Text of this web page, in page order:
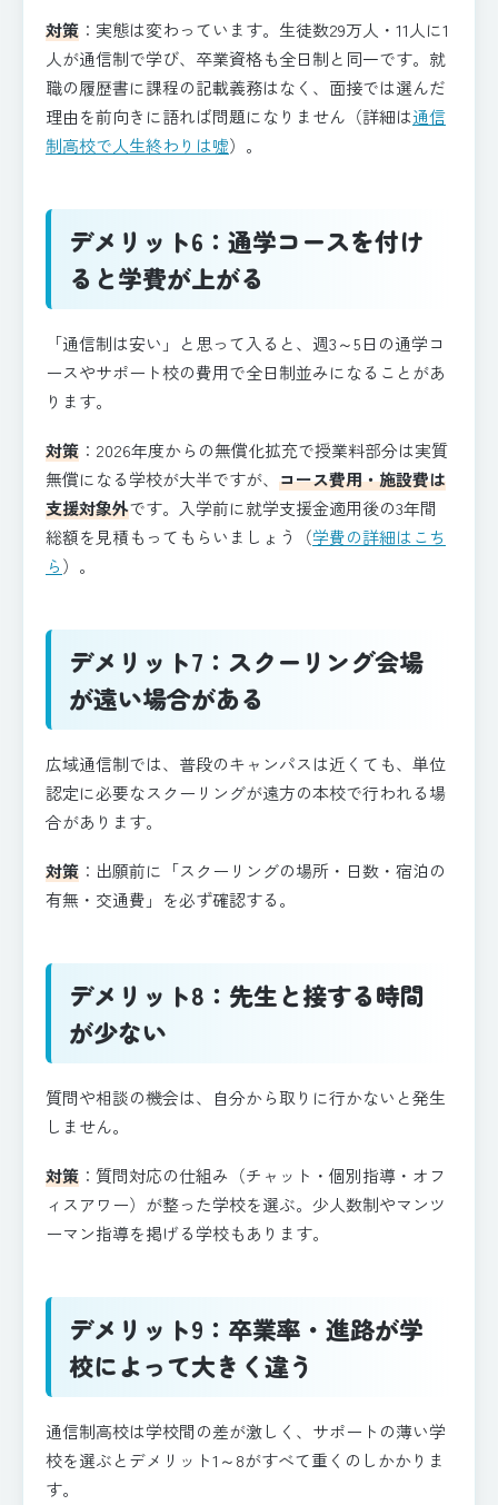
対策 ：実態は変わっています。生徒数29万人・11人に1
人が通信制で学び、卒業資格も全日制と同一です。就
職の履歴書に課程の記載義務はなく、面接では選んだ
理由を前向きに語れば問題になりません（詳細は通信
制高校で人生終わりは嘘）。
デメリット6：通学コースを付け
ると学費が上がる
「通信制は安い」と思って入ると、週3～5日の通学コ
ースやサポート校の費用で全日制並みになることがあ
ります。
対策 ：2026年度からの無償化拡充で授業料部分は実質
無償になる学校が大半ですが、 コース費用・施設費は
支援対象外です。入学前に就学支援金適用後の3年間
総額を見積もってもらいましょう（学費の詳細はこち
ら）。
デメリット7：スクーリング会場
が遠い場合がある
広域通信制では、普段のキャンパスは近くても、単位
認定に必要なスクーリングが遠方の本校で行われる場
合があります。
対策 ：出願前に「スクーリングの場所・日数・宿泊の
有無・交通費」を必ず確認する。
デメリット8：先生と接する時間
が少ない
質問や相談の機会は、自分から取りに行かないと発生
しません。
対策 ：質問対応の仕組み（チャット・個別指導・オフ
ィスアワー）が整った学校を選ぶ。少人数制やマンツ
ーマン指導を掲げる学校もあります。
デメリット9：卒業率・進路が学
校によって大きく違う
通信制高校は学校間の差が激しく、サポートの薄い学
校を選ぶとデメリット1～8がすべて重くのしかかりま
す。